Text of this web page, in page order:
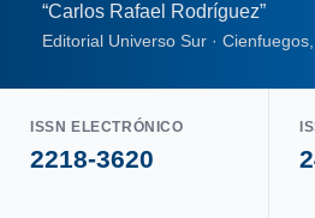
“Carlos Rafael Rodríguez”
Editorial Universo Sur ·
ISSN ELECTRÓNICO
2218-3620